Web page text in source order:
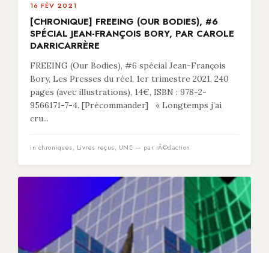
16 FÉV 2021
[CHRONIQUE] FREEING (OUR BODIES), #6
SPÉCIAL JEAN-FRANÇOIS BORY, PAR CAROLE
DARRICARRÈRE
FREEING (Our Bodies), #6 spécial Jean-François
Bory, Les Presses du réel, 1er trimestre 2021, 240
pages (avec illustrations), 14€, ISBN : 978-2-
9566171-7-4. [Précommander] « Longtemps j’ai
cru...
in chroniques, Livres reçus, UNE — par rÃ©daction